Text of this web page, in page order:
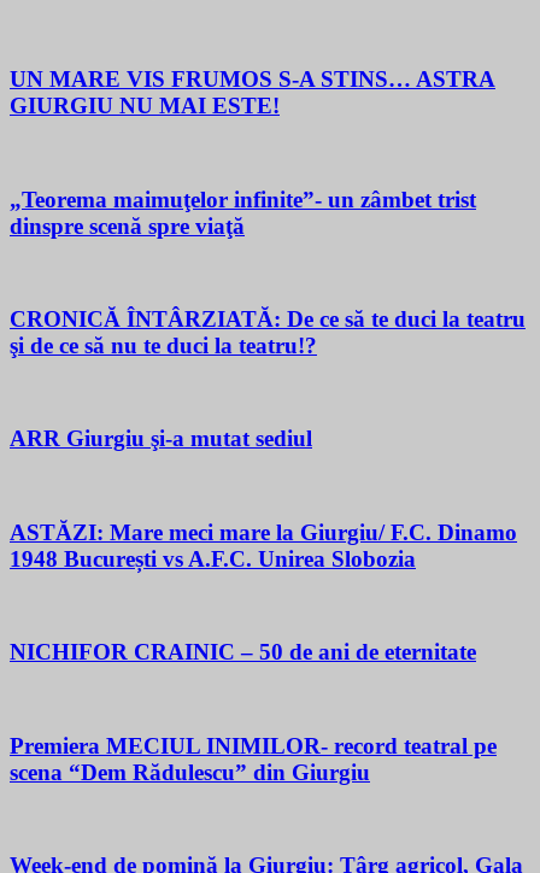
UN MARE VIS FRUMOS S-A STINS… ASTRA
GIURGIU NU MAI ESTE!
„Teorema maimuţelor infinite”- un zâmbet trist
dinspre scenă spre viaţă
CRONICĂ ÎNTÂRZIATĂ: De ce să te duci la teatru
şi de ce să nu te duci la teatru!?
ARR Giurgiu şi-a mutat sediul
ASTĂZI: Mare meci mare la Giurgiu/ F.C. Dinamo
1948 București vs A.F.C. Unirea Slobozia
NICHIFOR CRAINIC – 50 de ani de eternitate
Premiera MECIUL INIMILOR- record teatral pe
scena “Dem Rădulescu” din Giurgiu
Week-end de pomină la Giurgiu: Târg agricol, Gala